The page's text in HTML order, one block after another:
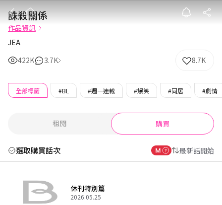
誅殺關係
誅殺關係
作品資訊
JEA
422K
3.7K 8.7K
全部標籤 #BL #週一連載 #爆笑 #同居 #劇情
租閱 購買
選取購買話次 最新話開始
休刊特別篇
2026.05.25